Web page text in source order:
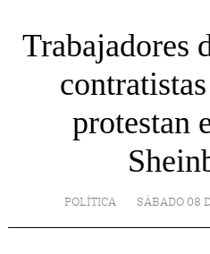
Trabajadores
protestan
POLÍTICA SÁBADO 08